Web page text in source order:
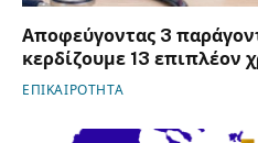
Αποφεύγοντας 3
κερδίζουμε 13 επιπλέον
ΕΠΙΚΑΙΡΟΤΗΤΑ